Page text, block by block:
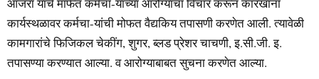
कार्यस्थळावर कर्मचा-यांची मोफत वैद्यकिय तपासणी करणेत आली. त्यावेळी
कामगारांचे फिजिकल चेकींग, शुगर, ब्लड प्रेशर चाचणी, इ.सी.जी. इ.
तपासण्या करण्यात आल्या. व आरोग्याबाबत सुचना करणेत आल्या.